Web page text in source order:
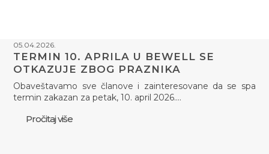
05.04.2026.
TERMIN 10. APRILA U BEWELL SE
OTKAZUJE ZBOG PRAZNIKA
Obaveštavamo sve članove i zainteresovane da se spa
termin zakazan za petak, 10. april 2026.…
Pročitaj više